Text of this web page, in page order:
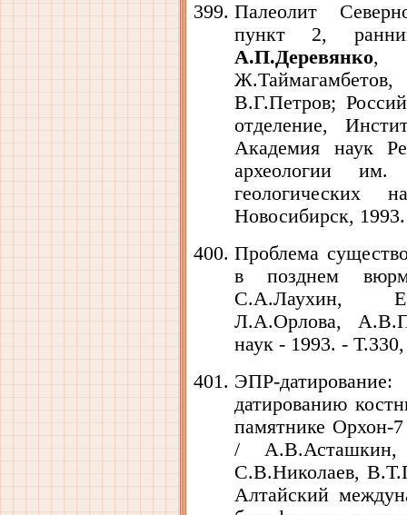
Палеолит
пункт 2,
А.П.Деревянко,
В.Г.Петров;
отделение,
Академия наук
археологии
Новосибирск,
Проблема
в позднем
С.А.Лаухин,
Л.А.Орлова,
наук - 1993. -
ЭПР-
датированию
памятнике
/
С.В.Николаев,
Алтайский